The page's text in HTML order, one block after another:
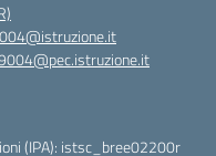
(IPA): istsc_bree02200r